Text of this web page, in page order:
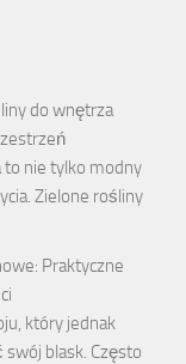
do wnętrza
nie tylko modny
Zielone rośliny
Praktyczne
który jednak
blask. Często